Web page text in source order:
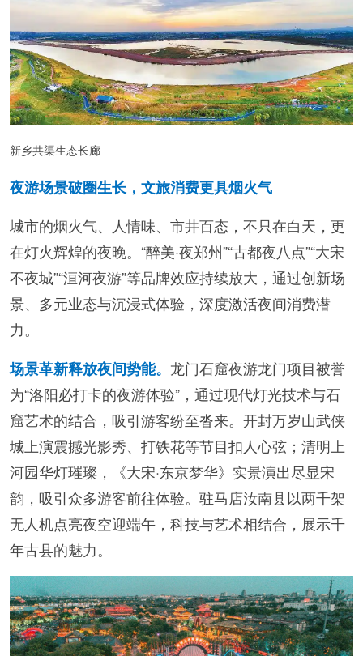
新乡共渠生态长廊
夜游场景破圈生长，文旅消费更具烟火气
城市的烟火气、人情味、市井百态，不只在白天，更
在灯火辉煌的夜晚。“醉美·夜郑州”“古都夜八点”“大宋
不夜城”“洹河夜游”等品牌效应持续放大，通过创新场
景、多元业态与沉浸式体验，深度激活夜间消费潜
力。
场景革新释放夜间势能。 龙门石窟夜游龙门项目被誉
为“洛阳必打卡的夜游体验”，通过现代灯光技术与石
窟艺术的结合，吸引游客纷至沓来。开封万岁山武侠
城上演震撼光影秀、打铁花等节目扣人心弦；清明上
河园华灯璀璨，《大宋·东京梦华》实景演出尽显宋
韵，吸引众多游客前往体验。驻马店汝南县以两千架
无人机点亮夜空迎端午，科技与艺术相结合，展示千
年古县的魅力。